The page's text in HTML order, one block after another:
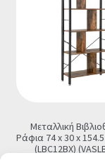
Μεταλλική
Ράφια 74 x 30 x
(LBC12BX)